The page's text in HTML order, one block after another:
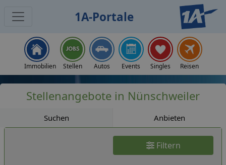
1A-Portale
Immobilien Stellen Autos Events Singles Reisen
Stellenangebote in Nünschweiler
Suchen Anbieten
Filtern